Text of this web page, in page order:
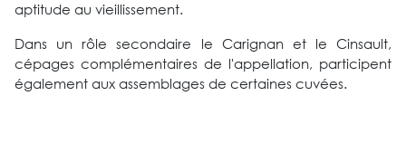
aptitude au vieillissement.
Dans un rôle secondaire le Carignan et le Cinsault,
cépages complémentaires de l'appellation, participent
également aux assemblages de certaines cuvées.